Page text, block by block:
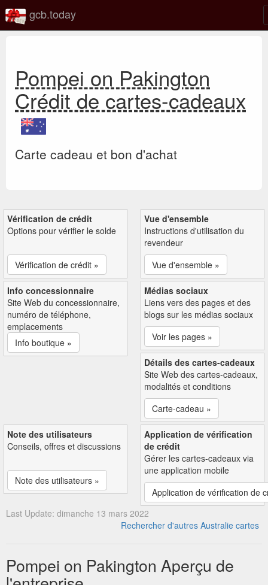
gcb.today
Pompei on Pakington
Crédit de cartes-cadeaux
Carte cadeau et bon d'achat
Vérification de crédit
Options pour vérifier le solde
Vérification de crédit »
Vue d'ensemble
Instructions d'utilisation du
revendeur
Vue d'ensemble »
Info concessionnaire
Site Web du concessionnaire,
numéro de téléphone,
emplacements
Info boutique »
Médias sociaux
Liens vers des pages et des
blogs sur les médias sociaux
Voir les pages »
Détails des cartes-cadeaux
Site Web des cartes-cadeaux,
modalités et conditions
Carte-cadeau »
Note des utilisateurs
Conseils, offres et discussions
Note des utilisateurs »
Application de vérification
de crédit
Gérer les cartes-cadeaux via
une application mobile
Application de vérification de
Last Update: dimanche 13 mars 2022
Rechercher d'autres Australie cartes
Pompei on Pakington Aperçu de